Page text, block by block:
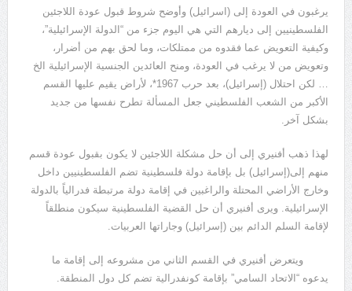
يرغبون في العودة إلى (اسرائيل) وأوضح شروط قبول عودة اللاجئين
الفلسطينيين إلى ديارهم التي هي اليوم جزء من “الدولة الإسرائيلية”،
وكيفية التعويض عما فقدوه من ممتلكات، وما لحق بهم من أضرار،
وتعويض من لا يرغب في العودة، ومنح العائدين الجنسية الإسرائيلية الخ
… لكن احتلال (إسرائيل)، بعد حرب 1967*، لأراض يقيم عليها القسم
الأكبر من الشعب الفلسطيني جعل المسألة تطرح نفسها من جديد
بشكل آخر.
لهذا ذهب أفنيري إلى أن حل مشكلة اللاجئين لا يكون بقبول عودة قسم
منهم إلى(إسرائيل) بل بإقامة دولة فلسطينية تضم الفلسطينيين داخل
وخارج الأراضي المحتلة والراغبين في إقامة دولة مرتبطة فدرالياً بالدولة
الإسرائيلية. ويرى أفنيري أن حل القضية الفلسطينية سيكون منطلقاً
لإقامة السلم الدائم بين (إسرائيل) وجاراتها العربيات.
ويتعرض أفنيري في القسم الثاني من مشروعه إلى إقامة ما
يدعوه “الاتحاد السامي” بإقامة كونفدرالية تضم كل دول المنطقة.